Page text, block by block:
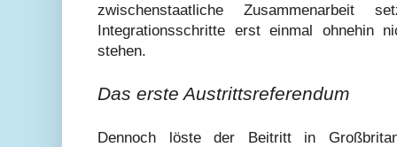
zwischenstaatliche Zusammenarbeit
Integrationsschritte erst einmal ohnehin
stehen.
Das erste Austrittsreferendum
Dennoch löste der Beitritt in